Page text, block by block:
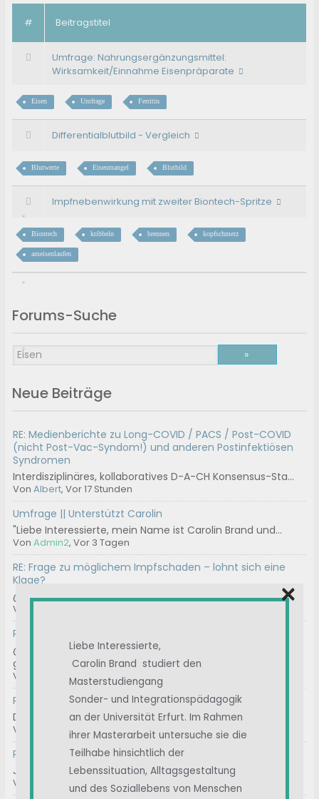
# Beitragstitel
Umfrage: Nahrungsergänzungsmittel:
Wirksamkeit/Einnahme Eisenpräparate
Eisen Umfrage Ferritin
Differentialblutbild - Vergleich
Blutwerte Eisenmangel Blutbild
Impfnebenwirkung mit zweiter Biontech-Spritze
Biontech kribbeln brennen kopfschmerz
ameisenlaufen
Forums-Suche
Neue Beiträge
RE: Medienberichte zu Long-COVID / PACS / Post-COVID
(nicht Post-Vac-Syndom!) und anderen Postinfektiösen
Syndromen
Interdisziplinäres, kollaboratives D-A-CH Konsensus-Sta...
VonAlbert, Vor 17 Stunden
Umfrage || Unterstützt Carolin
"Liebe Interessierte, mein Name ist Carolin Brand und...
VonAdmin2, Vor 3 Tagen
RE: Frage zu möglichem Impfschaden – lohnt sich eine
Klage?
@help100 Danke! Ja, der Widerspruch ist geschrieben. Bi...
Von
RE: Geeignete Gutachter für ME/CFS
@thrbnhnck Hast du die Kontakt Mail-Adresse
genommen...
Von , Vor 2 Wochen
RE: Chargen-Nummer
Das können wir machen.
Von , Vor 3 Wochen
RE: Immunglobuline / IvIg
Januar 2025 A review of intravenous immunoglobulin in...
Von , Vor 4 Wochen
Liebe Interessierte,
Carolin Brand studiert den
Masterstudiengang
Sonder- und Integrationspädagogik
an der Universität Erfurt. Im Rahmen
ihrer Masterarbeit untersuche sie die
Teilhabe hinsichtlich der
Lebenssituation, Alltagsgestaltung
und des Soziallebens von Menschen
×